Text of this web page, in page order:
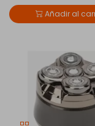
Añadir al